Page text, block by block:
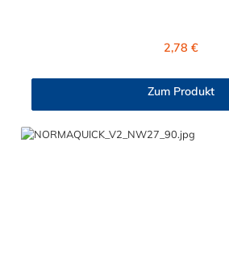
Hier sehen Sie ein paar
mit Kraftstoffleitungen Be- und
Regulärer
2,78 €
Zum Produkt